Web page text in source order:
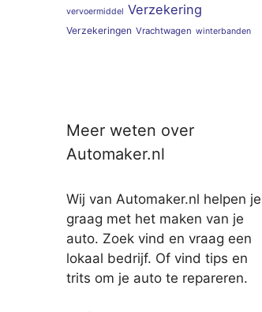
vervoermiddel Verzekering
Verzekeringen Vrachtwagen winterbanden
Meer weten over
Automaker.nl
Wij van Automaker.nl helpen je
graag met het maken van je
auto. Zoek vind en vraag een
lokaal bedrijf. Of vind tips en
trits om je auto te repareren.